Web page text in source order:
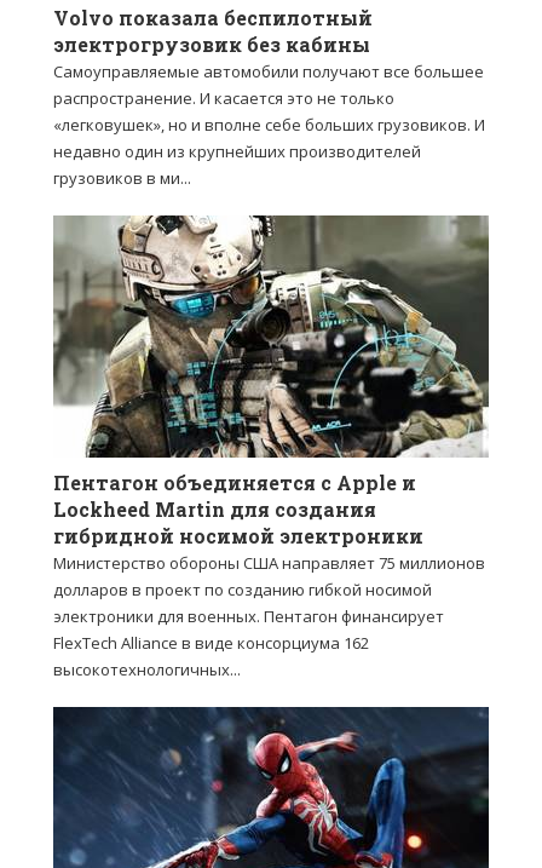
Volvo показала беспилотный
электрогрузовик без кабины
Самоуправляемые автомобили получают все большее
распространение. И касается это не только
«легковушек», но и вполне себе больших грузовиков. И
недавно один из крупнейших производителей
грузовиков в ми...
Пентагон объединяется с Apple и
Lockheed Martin для создания
гибридной носимой электроники
Министерство обороны США направляет 75 миллионов
долларов в проект по созданию гибкой носимой
электроники для военных. Пентагон финансирует
FlexTech Alliance в виде консорциума 162
высокотехнологичных...